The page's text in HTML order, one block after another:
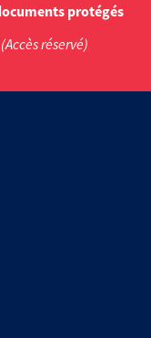
protégés
(Accès réservé)